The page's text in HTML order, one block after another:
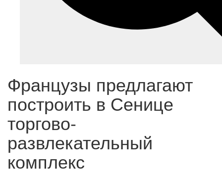
Французы предлагают
построить в Сенице
торгово-
развлекательный
комплекс